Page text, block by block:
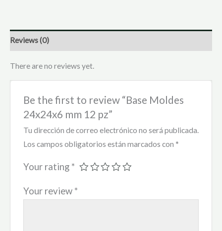
Reviews (0)
There are no reviews yet.
Be the first to review “Base Moldes
24x24x6 mm 12 pz”
Tu dirección de correo electrónico no será publicada.
Los campos obligatorios están marcados con *
Your rating *
Your review *